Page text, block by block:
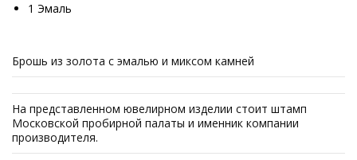
1 Эмаль
Брошь из золота с эмалью и миксом камней
На представленном ювелирном изделии стоит штамп
Московской пробирной палаты и именник компании
производителя.